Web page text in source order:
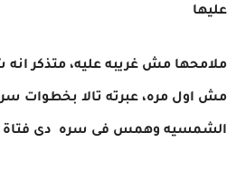
عليها
ملامحها مش غريبه عليه، متذكر
مش اول مره، عبرته تالا بخطوات
الشمسيه وهمس فى سره دى فتاة